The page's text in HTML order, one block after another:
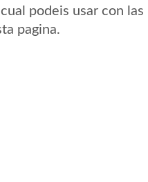
podeis usar con las
pagina.